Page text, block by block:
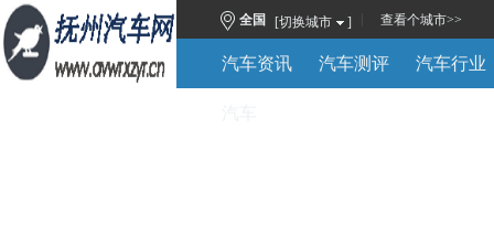
全国 [切换城市 ] 查看个城市>>
汽车资讯 汽车测评 汽车行业